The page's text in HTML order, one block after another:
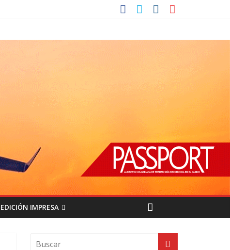
EDICIÓN IMPRESA